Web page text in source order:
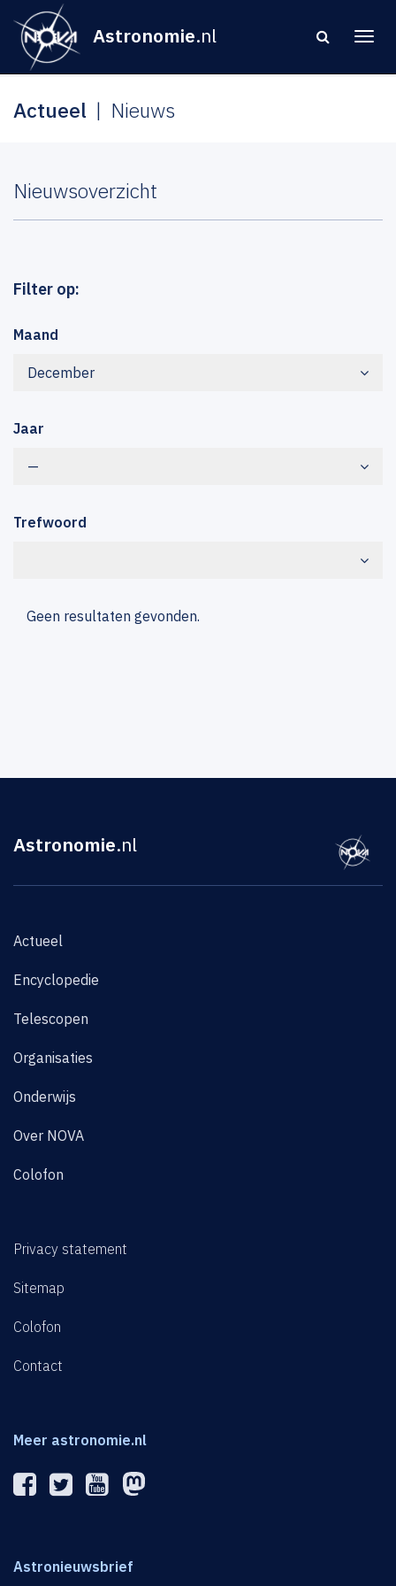
Astronomie.nl
Actueel Nieuws
Nieuwsoverzicht
Filter op:
Maand
December
Jaar
—
Trefwoord
Geen resultaten gevonden.
Astronomie.nl
Actueel
Encyclopedie
Telescopen
Organisaties
Onderwijs
Over NOVA
Colofon
Privacy statement
Sitemap
Colofon
Contact
Meer astronomie.nl
Astronieuwsbrief